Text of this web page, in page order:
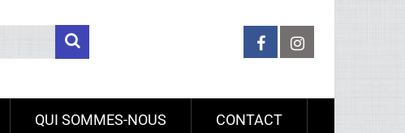
QUI SOMMES-NOUS CONTACT